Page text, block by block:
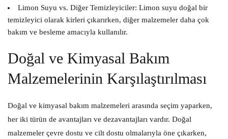
Limon Suyu vs. Diğer Temizleyiciler: Limon suyu doğal bir
temizleyici olarak kirleri çıkarırken, diğer malzemeler daha çok
bakım ve besleme amacıyla kullanılır.
Doğal ve Kimyasal Bakım
Malzemelerinin Karşılaştırılması
Doğal ve kimyasal bakım malzemeleri arasında seçim yaparken,
her iki türün de avantajları ve dezavantajları vardır. Doğal
malzemeler çevre dostu ve cilt dostu olmalarıyla öne çıkarken,